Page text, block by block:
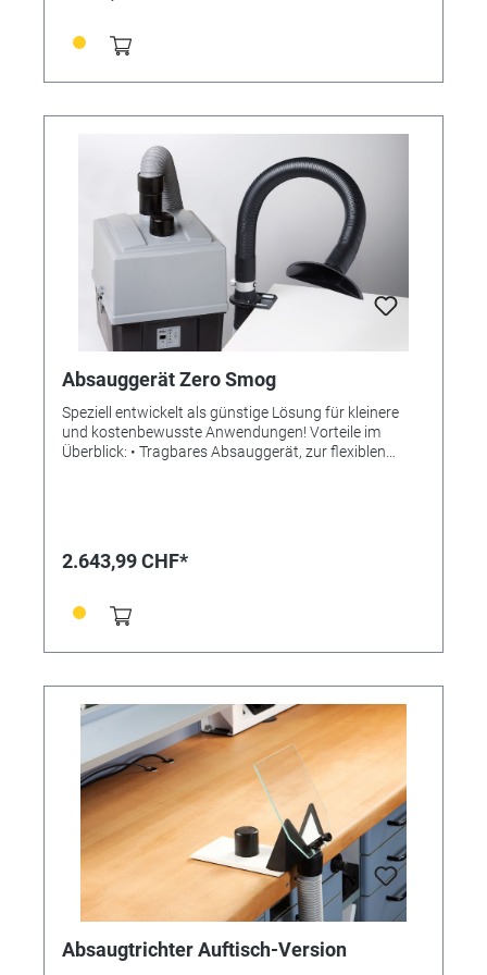
Eingriffsöffnungen. ■ Helle, eingebaute Beleuchtung
(4800 Lux). ■ Hohe Sicherheit durch Verbundglas-
Schutzscheibe mit Silikonbeschichtung. ■ Flexibel
pulverbeschichtetem Gehäuse mit geringem Gewicht.
■ Ablageteller aus hartem Buchenholz. Technische
Daten Zulässige Netzspannung 220–240 V | 100–120
V Zulässige Netzfrequenz 50/60 Hz Leistung Lampe
16 W Gewicht 5 kg Maße (B x H x T) 380 x 285 x 400
mm Ø Saugstutzen innen 35 mm Ø Saugstutzen
außen 40 mm Arbeitsraum (Volumen) 17 l
Lieferumfang: Absaugbox, Leuchtkörper mit
Lampenabdeckung, Absaugkanal-Kit, Armauflagen
Extrabestellung: Lupe mit Halterung (mit flexiblem
Schwanenhals)
Absauggerät Zero Smog
Speziell entwickelt als günstige Lösung für kleinere
und kostenbewusste Anwendungen! Vorteile im
Überblick: • Tragbares Absauggerät, zur flexiblen
Gasreinigung • Einfacher Filterwechsel • Besonders
große Filterfläche von 2,4m² für längere Standzeiten •
Filterüberwachung und Filteralarm für zeitgerechten
Filterwechsel • Besonders lange Lebensdauer durch
leistungsstarkes EC-Gasgebläse • Schnelle, einfache
System Das Zero Smog ist ein mobiles Absauggerät
mit flexiblem Absaugarm, Absaugschlauch,
Absperrventil mit Tischbefestigung, Fernschalter und
Trichterdüse. Zur Positionierung direkt neben dem
Arbeitsbereich. Der Kompaktfilter, mit Aktivkohle, ist
zur Absaugung von Partikeln (z.B. Lötrauch) sowie
Gasen (z.B. Lösungsmittel) geeignet und erreicht einen
Abscheidegrad von 99,95%. Die Leistung der
bürstenlöse und wartungsfreien EC Turbine ist für bis
2 Arbeitsplätze ausgelegt, wobei die Drehzahl
stufenlos eingestellt werden kann. Das Easy-Click
System ermöglicht eine schnelle und einfache
Installation, damit ist das Absauggerät in kürzester
Zeit einsatzbereit. Der Absaugarm mit 1,5m Länge ist
flexibel justierbar und über die Klemme kann dieser mit
2.643,99 CHF*
Absaugtrichter Auftisch-Version